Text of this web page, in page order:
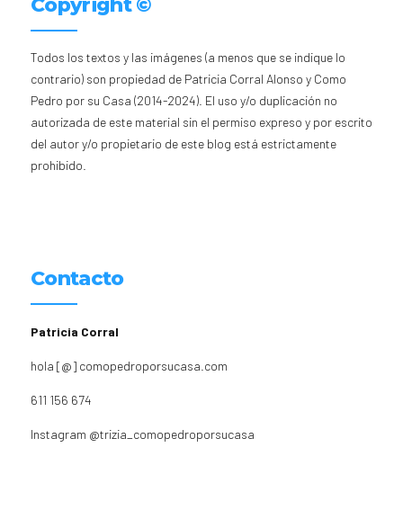
Todos los textos y las imágenes (a menos que se indique lo
contrario) son propiedad de Patricia Corral Alonso y Como
Pedro por su Casa (2014-2024). El uso y/o duplicación no
autorizada de este material sin el permiso expreso y por escrito
del autor y/o propietario de este blog está estrictamente
prohibido.
Contacto
Patricia Corral
hola [@] comopedroporsucasa.com
611 156 674
Instagram @trizia_comopedroporsucasa